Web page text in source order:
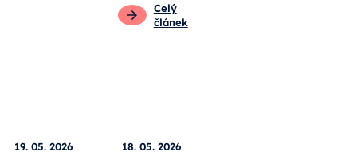
Celý
článek
18. 05. 2026